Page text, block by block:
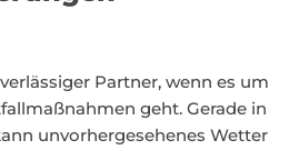
Partner, wenn es um
geht. Gerade in
unvorhergesehenes Wetter